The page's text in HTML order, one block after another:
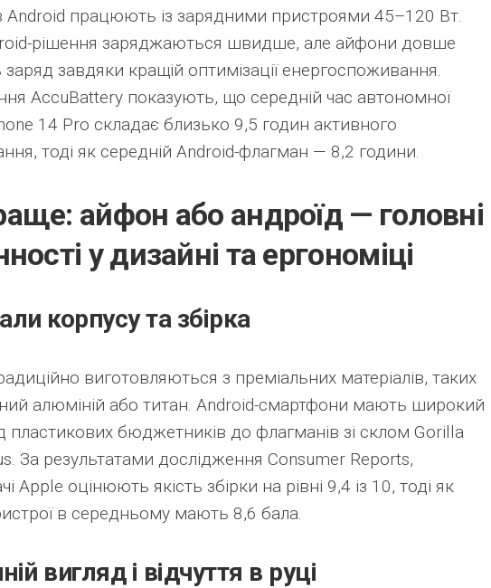
Android працюють із зарядними пристроями 45–120 Вт.
рішення заряджаються швидше, але айфони довше
завдяки кращій оптимізації енергоспоживання.
AccuBattery показують, що середній час автономної
14 Pro складає близько 9,5 годин активного
тоді як середній Android-флагман — 8,2 години.
айфон або андроїд — головні
у дизайні та ергономіці
корпусу та збірка
виготовляються з преміальних матеріалів, таких
алюміній або титан. Android-смартфони мають широкий
пластикових бюджетників до флагманів зі склом Gorilla
За результатами дослідження Consumer Reports,
Apple оцінюють якість збірки на рівні 9,4 із 10, тоді як
в середньому мають 8,6 бала.
вигляд і відчуття в руці